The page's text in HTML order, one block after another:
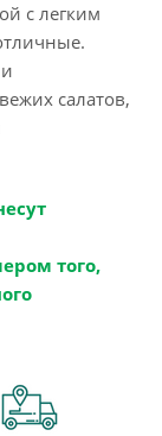
с легким
салатов,
того,